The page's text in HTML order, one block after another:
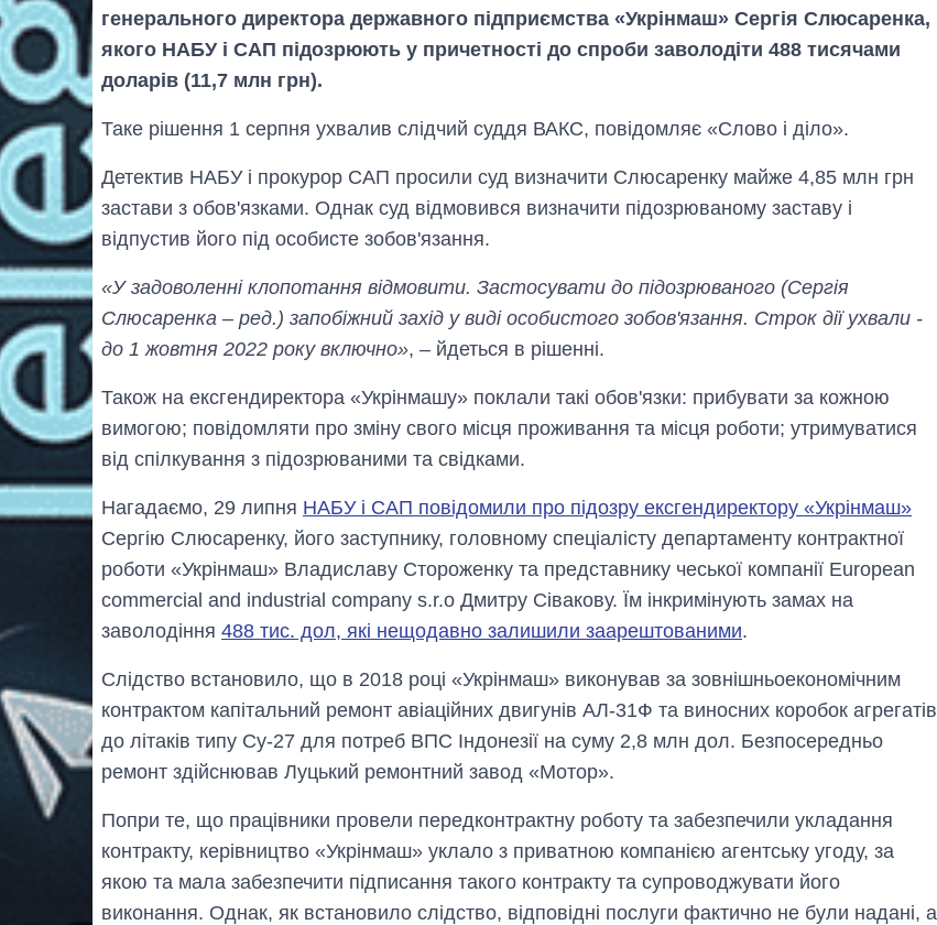
генерального директора державного підприємства «Укрінмаш» Сергія Слюсаренка,
якого НАБУ і САП підозрюють у причетності до спроби заволодіти 488 тисячами
доларів (11,7 млн грн).
Таке рішення 1 серпня ухвалив слідчий суддя ВАКС, повідомляє «Слово і діло».
Детектив НАБУ і прокурор САП просили суд визначити Слюсаренку майже 4,85 млн грн
застави з обов'язками. Однак суд відмовився визначити підозрюваному заставу і
відпустив його під особисте зобов'язання.
«У задоволенні клопотання відмовити. Застосувати до підозрюваного (Сергія
Слюсаренка – ред.) запобіжний захід у виді особистого зобов'язання. Строк дії ухвали -
до 1 жовтня 2022 року включно», – йдеться в рішенні.
Також на ексгендиректора «Укрінмашу» поклали такі обов'язки: прибувати за кожною
вимогою; повідомляти про зміну свого місця проживання та місця роботи; утримуватися
від спілкування з підозрюваними та свідками.
Нагадаємо, 29 липня НАБУ і САП повідомили про підозру ексгендиректору «Укрінмаш»
Сергію Слюсаренку, його заступнику, головному спеціалісту департаменту контрактної
роботи «Укрінмаш» Владиславу Стороженку та представнику чеської компанії European
commercial and industrial company s.r.o Дмитру Сівакову. Їм інкримінують замах на
заволодіння 488 тис. дол, які нещодавно залишили заарештованими.
Слідство встановило, що в 2018 році «Укрінмаш» виконував за зовнішньоекономічним
контрактом капітальний ремонт авіаційних двигунів АЛ-31Ф та виносних коробок агрегатів
до літаків типу Су-27 для потреб ВПС Індонезії на суму 2,8 млн дол. Безпосередньо
ремонт здійснював Луцький ремонтний завод «Мотор».
Попри те, що працівники провели передконтрактну роботу та забезпечили укладання
контракту, керівництво «Укрінмаш» уклало з приватною компанією агентську угоду, за
якою та мала забезпечити підписання такого контракту та супроводжувати його
виконання. Однак, як встановило слідство, відповідні послуги фактично не були надані, а
гігантів: скільки
заробляють